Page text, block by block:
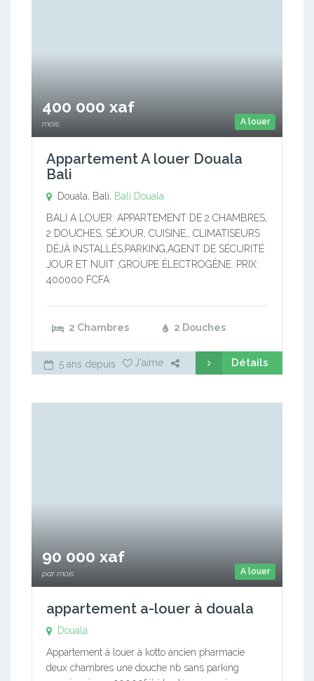
A louer
400 000 xaf
mois
Appartement A louer Douala
Bali
Douala, Bali, Bali Douala
BALI A LOUER: APPARTEMENT DE 2 CHAMBRES,
2 DOUCHES, SÉJOUR, CUISINE,, CLIMATISEURS
DÉJÀ INSTALLÉS,PARKING,AGENT DE SÉCURITÉ
JOUR ET NUIT ,GROUPE ÉLECTROGÈNE. PRIX:
400000 FCFA
2 Chambres 2 Douches
5 ans depuis J'aime Détails
A louer
90 000 xaf
par mois
appartement a-louer à douala
Douala
Appartement à louer à kotto ancien pharmacie
deux chambres une douche nb sans parking